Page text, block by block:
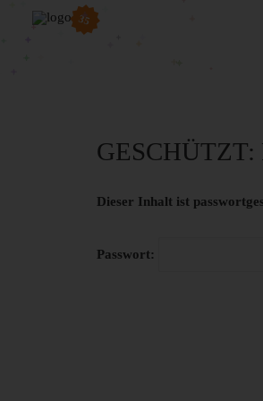
35
GESCHÜTZT:
Dieser Inhalt ist
Passwort: